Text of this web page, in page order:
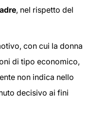
, nel rispetto del
con cui la donna
di tipo economico,
non indica nello
decisivo ai fini